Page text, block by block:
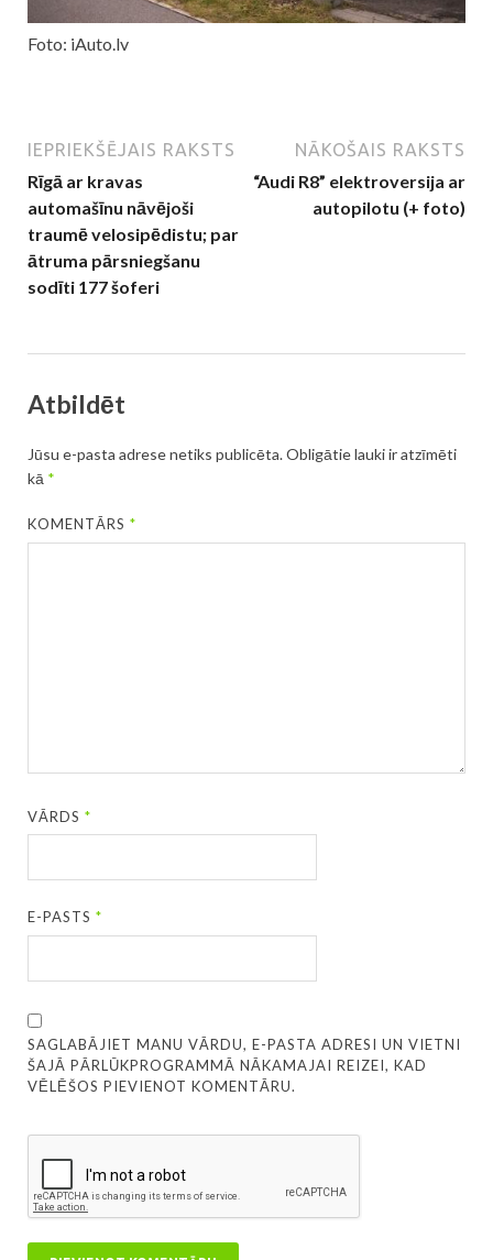
Foto: iAuto.lv
IEPRIEKŠĒJAIS RAKSTS
Rīgā ar kravas
automašīnu nāvējoši
traumē velosipēdistu; par
ātruma pārsniegšanu
sodīti 177 šoferi
NĀKOŠAIS RAKSTS
“Audi R8” elektroversija ar
autopilotu (+ foto)
Atbildēt
Jūsu e-pasta adrese netiks publicēta.Obligātie lauki ir atzīmēti
kā *
KOMENTĀRS*
VĀRDS*
E-PASTS*
SAGLABĀJIET MANU VĀRDU, E-PASTA ADRESI UN VIETNI
ŠAJĀ PĀRLŪKPROGRAMMĀ NĀKAMAJAI REIZEI, KAD
VĒLĒŠOS PIEVIENOT KOMENTĀRU.